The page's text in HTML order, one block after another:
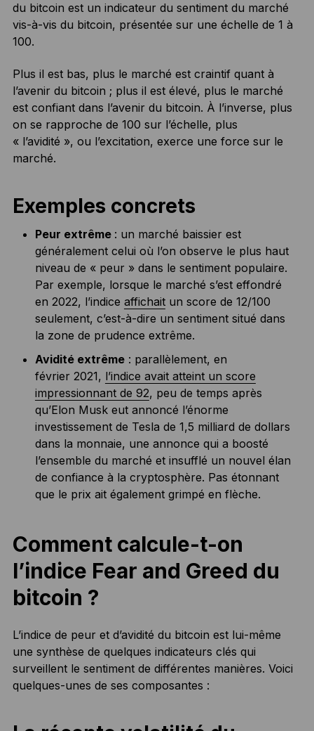
du bitcoin est un indicateur du sentiment du marché
vis-à-vis du bitcoin, présentée sur une échelle de 1 à
100.
Plus il est bas, plus le marché est craintif quant à
l’avenir du bitcoin ; plus il est élevé, plus le marché
est confiant dans l’avenir du bitcoin. À l’inverse, plus
on se rapproche de 100 sur l’échelle, plus
« l’avidité », ou l’excitation, exerce une force sur le
marché.
Exemples concrets
Peur extrême : un marché baissier est
généralement celui où l’on observe le plus haut
niveau de « peur » dans le sentiment populaire.
Par exemple, lorsque le marché s’est effondré
en 2022, l’indice affichaitun score de 12/100
seulement, c’est-à-dire un sentiment situé dans
la zone de prudence extrême.
Avidité extrême: parallèlement, en
février 2021, l’indice avait atteint un score
impressionnant de 92, peu de temps après
qu’Elon Musk eut annoncé l’énorme
investissement de Tesla de 1,5 milliard de dollars
dans la monnaie, une annonce qui a boosté
l’ensemble du marché et insufflé un nouvel élan
de confiance à la cryptosphère. Pas étonnant
que le prix ait également grimpé en flèche.
Comment calcule-t-on
l’indice Fear and Greed du
bitcoin ?
L’indice de peur et d’avidité du bitcoin est lui-même
une synthèse de quelques indicateurs clés qui
surveillent le sentiment de différentes manières. Voici
quelques-unes de ses composantes :